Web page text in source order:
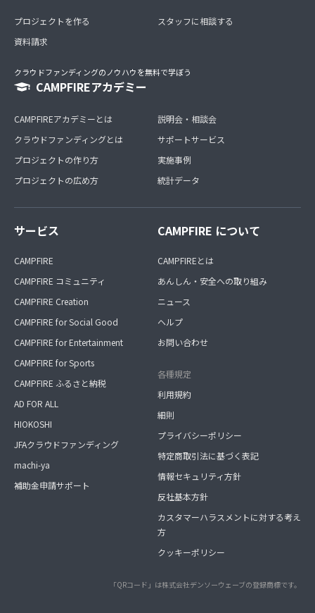
プロジェクトを作る
資料請求
スタッフに相談する
クラウドファンディングのノウハウを無料で学ぼう
CAMPFIREアカデミー
CAMPFIREアカデミーとは
クラウドファンディングとは
プロジェクトの作り方
プロジェクトの広め方
説明会・相談会
サポートサービス
実施事例
統計データ
サービス
CAMPFIRE
CAMPFIRE コミュニティ
CAMPFIRE Creation
CAMPFIRE for Social Good
CAMPFIRE for Entertainment
CAMPFIRE for Sports
CAMPFIRE ふるさと納税
AD FOR ALL
HIOKOSHI
JFAクラウドファンディング
machi-ya
補助金申請サポート
CAMPFIRE について
CAMPFIREとは
あんしん・安全への取り組み
ニュース
ヘルプ
お問い合わせ
各種規定
利用規約
細則
プライバシーポリシー
特定商取引法に基づく表記
情報セキュリティ方針
反社基本方針
カスタマーハラスメントに対する考え
方
クッキーポリシー
「QRコード」は株式会社デンソーウェーブの登録商標です。